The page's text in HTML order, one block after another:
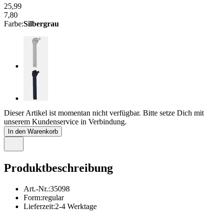
25,99
7,80
Farbe:Silbergrau
Dieser Artikel ist momentan nicht verfügbar. Bitte setze Dich mit
unserem Kundenservice in Verbindung.
In den Warenkorb
Produktbeschreibung
Art.-Nr.:35098
Form:regular
Lieferzeit:2-4 Werktage